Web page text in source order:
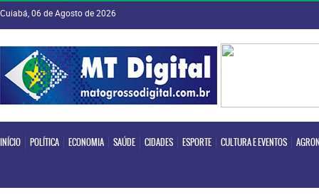
Cuiabá, 06 de Agosto de 2026
INÍCIO POLÍTICA ECONOMIA SAÚDE CIDADES ESPORTE CULTURA E EVENTOS
INÍCIO POLÍTICA ECONOMIA SAÚDE